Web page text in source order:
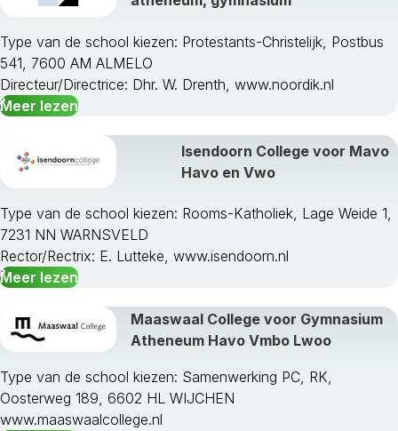
Type van de school kiezen: Protestants-Christelijk, Postbus
541, 7600 AM ALMELO
Directeur/Directrice: Dhr. W. Drenth, www.noordik.nl
Meer lezen
Isendoorn College voor Mavo
Havo en Vwo
Type van de school kiezen: Rooms-Katholiek, Lage Weide 1,
7231 NN WARNSVELD
Rector/Rectrix: E. Lutteke, www.isendoorn.nl
Meer lezen
Maaswaal College voor Gymnasium
Atheneum Havo Vmbo Lwoo
Type van de school kiezen: Samenwerking PC, RK,
Oosterweg 189, 6602 HL WIJCHEN
www.maaswaalcollege.nl